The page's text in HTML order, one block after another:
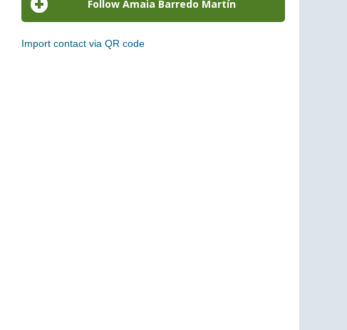
Import contact via QR code